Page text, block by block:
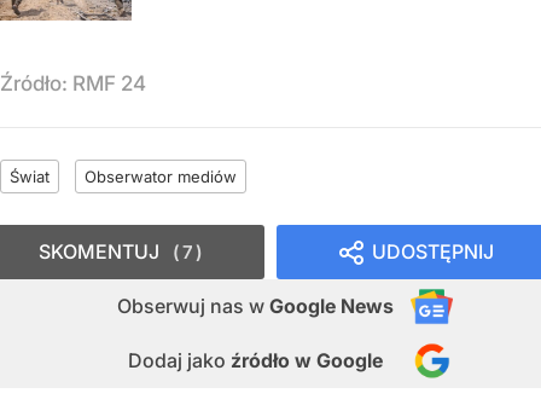
Źródło: RMF 24
Świat Obserwator mediów
UDOSTĘPNIJ
Obserwuj nas w Google News
Dodaj jako źródło w Google
SKOMENTUJ 7